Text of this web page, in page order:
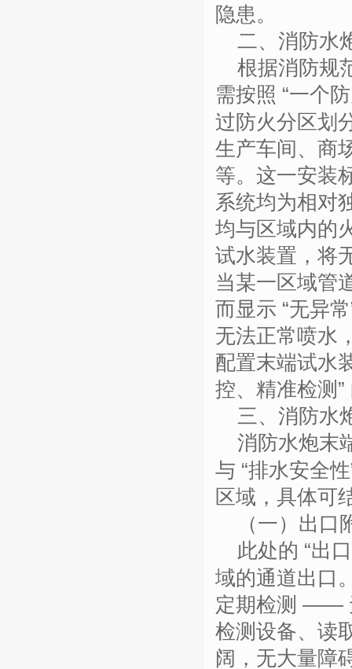
隐患。
二、消防水
根据消防规
需按照 “一个
过防火分区划
生产车间、商
等。这一安装
系统均为相对
均与区域内的
试水装置，将
当某一区域管
而显示 “无异
无法正常喷水
配置末端试水
控、精准检测
三、消防水
消防水炮末
与 “排水安全
区域，具体可
（一）出口
此处的 “出
域的通道出口
定期检测 ——
检测设备、读
阔，无大量障